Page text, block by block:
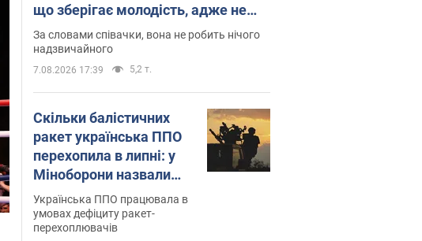
що зберігає молодість, адже не
має дітей
За словами співачки, вона не робить нічого
надзвичайного
7.08.2026 17:39 5,2 т.
Скільки балістичних
ракет українська ППО
перехопила в липні: у
Міноборони назвали
цифру
Українська ППО працювала в
умовах дефіциту ракет-
перехоплювачів